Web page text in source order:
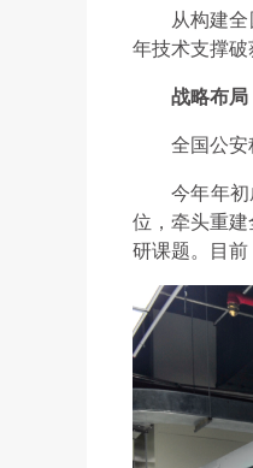
从构建
年技术支撑破
战略布局
全国公安
今年年
位，牵头重
研课题。目前